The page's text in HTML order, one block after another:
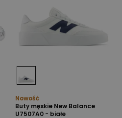
Nowość
Buty męskie New Balance
U7507A0 - białe